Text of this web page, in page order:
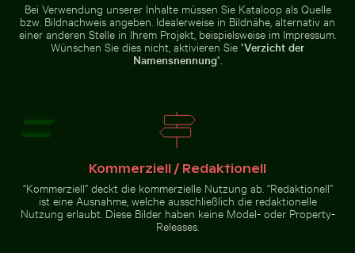
Blick auf Joshua-Bäume in
Wüstenlandschaft Sonnenuntergangsblick
aus Flugzeugfenster
mit Flügelsilhouette
Bei Verwendung unserer Inhalte müssen Sie Kataloop als Quelle
bzw. Bildnachweis angeben. Idealerweise in Bildnähe, alternativ an
einer anderen Stelle in Ihrem Projekt, beispielsweise im Impressum.
Wünschen Sie dies nicht, aktivieren Sie "Verzicht der
Namensnennung".
Kommerziell / Redaktionell
“Kommerziell” deckt die kommerzielle Nutzung ab. “Redaktionell”
ist eine Ausnahme, welche ausschließlich die redaktionelle
Nutzung erlaubt. Diese Bilder haben keine Model- oder Property-
Releases.